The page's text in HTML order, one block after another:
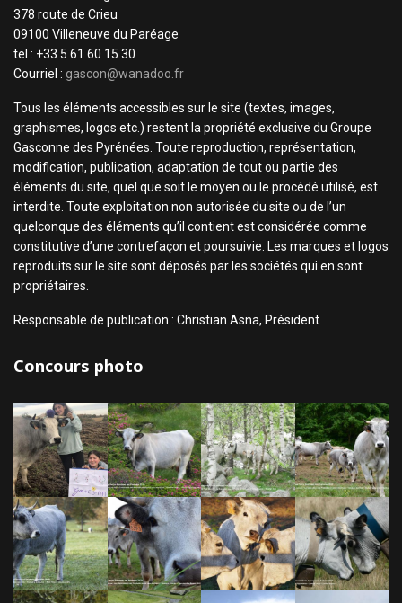
378 route de Crieu
09100 Villeneuve du Paréage
tel : +33 5 61 60 15 30
Courriel : gascon@wanadoo.fr
Tous les éléments accessibles sur le site (textes, images,
graphismes, logos etc.) restent la propriété exclusive du Groupe
Gasconne des Pyrénées. Toute reproduction, représentation,
modification, publication, adaptation de tout ou partie des
éléments du site, quel que soit le moyen ou le procédé utilisé, est
interdite. Toute exploitation non autorisée du site ou de l’un
quelconque des éléments qu’il contient est considérée comme
constitutive d’une contrefaçon et poursuivie. Les marques et logos
reproduits sur le site sont déposés par les sociétés qui en sont
propriétaires.
Responsable de publication : Christian Asna, Président
Concours photo